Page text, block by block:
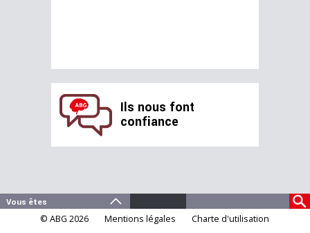
Ils nous font
confiance
© ABG 2026 Mentions légales Charte d'utilisation